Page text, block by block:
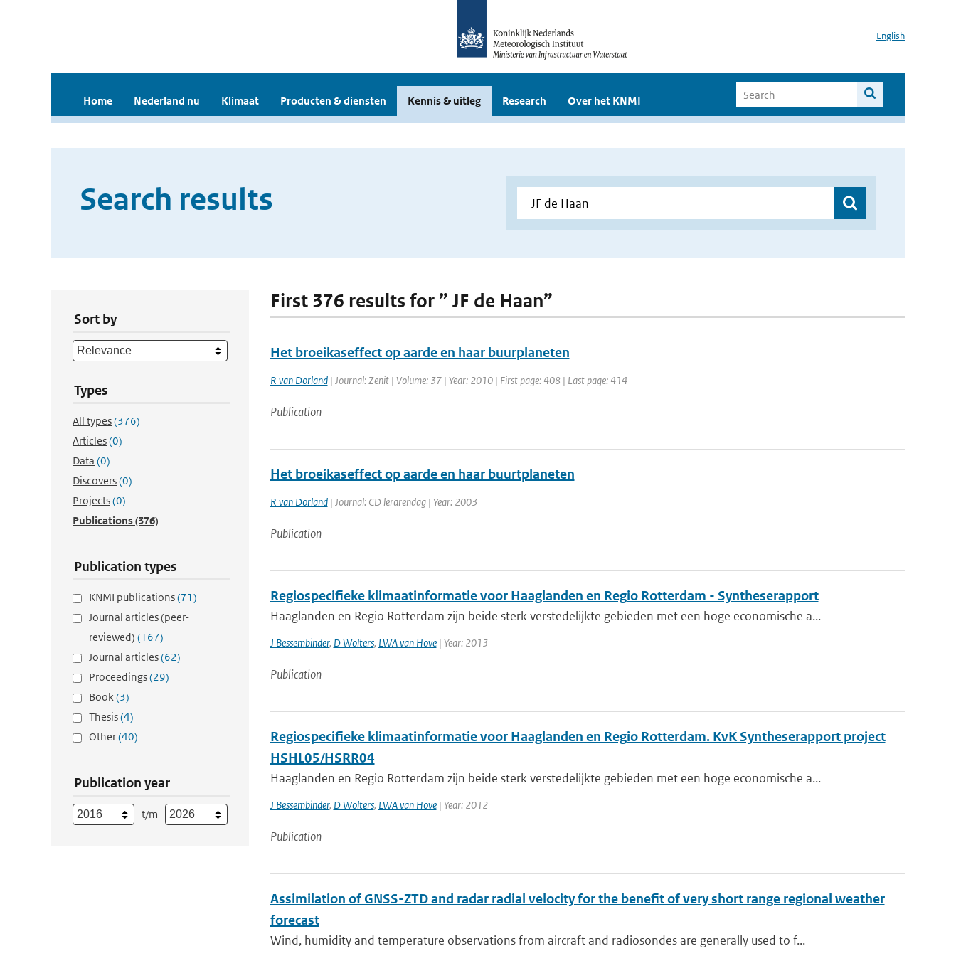
English
Home Nederland nu Klimaat Producten & diensten Kennis & uitleg Research Over het KNMI
Search results
Sort by
Types
All types(376)
Articles(0)
Data (0)
Discovers(0)
Projects(0)
Publications(376)
Publication types
KNMI publications(71)
Journal articles (peer-
reviewed) (167)
Journal articles(62)
Proceedings(29)
Book(3)
Thesis(4)
Other(40)
Publication year
t/m
First 376 results for ” JF de Haan”
Het broeikaseffect op aarde en haar buurplaneten
R van Dorland| Journal: Zenit | Volume: 37 | Year: 2010 | First page: 408 | Last page: 414
Publication
Het broeikaseffect op aarde en haar buurtplaneten
R van Dorland| Journal: CD lerarendag | Year: 2003
Publication
Regiospecifieke klimaatinformatie voor Haaglanden en Regio Rotterdam - Syntheserapport
Haaglanden en Regio Rotterdam zijn beide sterk verstedelijkte gebieden met een hoge economische a...
J Bessembinder, D Wolters, LWA van Hove| Year: 2013
Publication
Regiospecifieke klimaatinformatie voor Haaglanden en Regio Rotterdam. KvK Syntheserapport project
HSHL05/HSRR04
Haaglanden en Regio Rotterdam zijn beide sterk verstedelijkte gebieden met een hoge economische a...
J Bessembinder, D Wolters, LWA van Hove| Year: 2012
Publication
Assimilation of GNSS-ZTD and radar radial velocity for the benefit of very short range regional weather
forecast
Wind, humidity and temperature observations from aircraft and radiosondes are generally used to f...